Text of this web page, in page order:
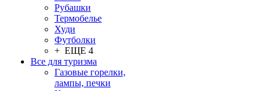
Рубашки
Термобелье
Худи
Футболки
+ ЕЩЕ 4
Все для туризма
Газовые горелки,
лампы, печки